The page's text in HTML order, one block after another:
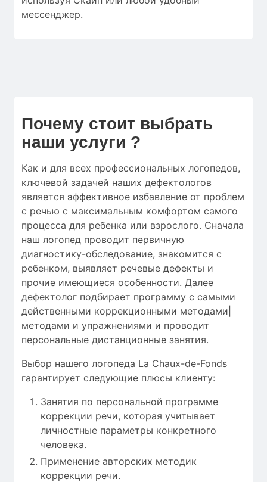
мессенджер.
Почему стоит выбрать
наши услуги ?
Как и для всех профессиональных логопедов,
ключевой задачей наших дефектологов
является эффективное избавление от проблем
с речью с максимальным комфортом самого
процесса для ребенка или взрослого. Сначала
наш логопед проводит первичную
диагностику-обследование, знакомится с
ребенком, выявляет речевые дефекты и
прочие имеющиеся особенности. Далее
дефектолог подбирает программу с самыми
действенными коррекционными методами|
методами и упражнениями и проводит
персональные дистанционные занятия.
Выбор нашего логопеда La Chaux-de-Fonds
гарантирует следующие плюсы клиенту:
Занятия по персональной программе
коррекции речи, которая учитывает
личностные параметры конкретного
человека.
Применение авторских методик
коррекции речи.